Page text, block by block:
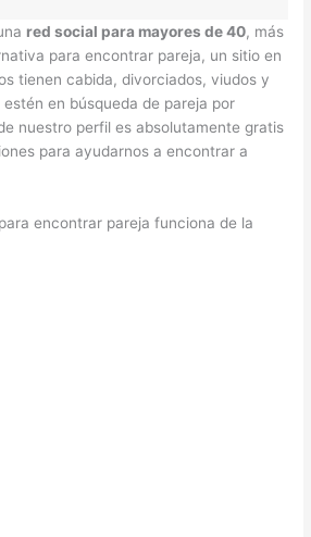
red social para mayores de 40, más
para encontrar pareja, un sitio en
tienen cabida, divorciados, viudos y
en búsqueda de pareja por
nuestro perfil es absolutamente gratis
para ayudarnos a encontrar a
encontrar pareja funciona de la